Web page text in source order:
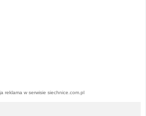
reklama w serwisie siechnice.com.pl